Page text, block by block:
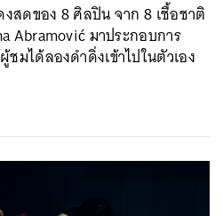
สดของ 8 ศิลปิน จาก 8 เชื้อชาติ
Abramović มาประกอบการ
มได้ลองดำดิ่งเข้าไปในตัวเอง